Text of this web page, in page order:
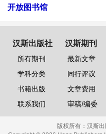
开放图书馆
汉斯出版社
所有期刊
学科分类
书籍出版
联系我们
汉斯期刊
最新文章
同行评议
文章费用
审稿/编委
版权所有： 汉斯